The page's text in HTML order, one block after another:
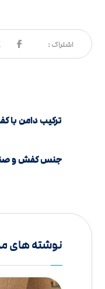
ترکیب دامن با
جنس کفش و
نوشته های